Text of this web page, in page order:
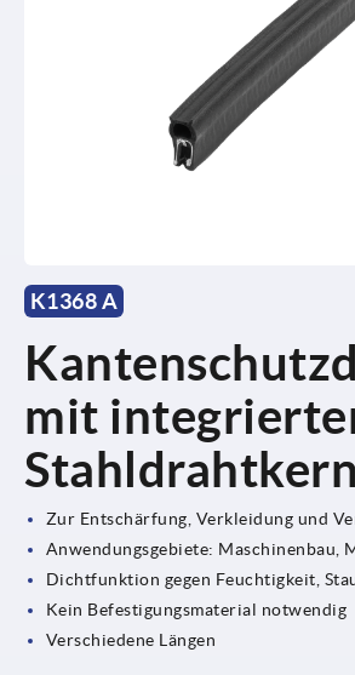
K1368 A
mit
Zur Entschärfung, Verkleidung und
Anwendungsgebiete: Maschinenbau,
Dichtfunktion gegen Feuchtigkeit,
Kein Befestigungsmaterial notwendig
Verschiedene Längen